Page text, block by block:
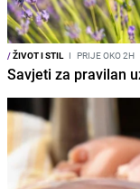
/ŽIVOT I STIL I PRIJE OKO 2H
Savjeti za pravilan